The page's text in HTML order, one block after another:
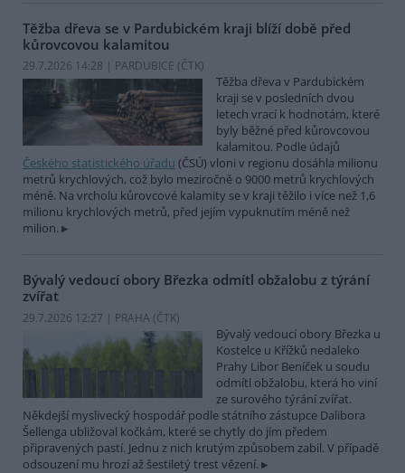
Těžba dřeva se v Pardubickém kraji blíží době před
kůrovcovou kalamitou
29.7.2026 14:28 | PARDUBICE (ČTK)
Těžba dřeva v Pardubickém
kraji se v posledních dvou
letech vrací k hodnotám, které
byly běžné před kůrovcovou
kalamitou. Podle údajů
Českého statistického úřadu (ČSÚ) vloni v regionu dosáhla milionu
metrů krychlových, což bylo meziročně o 9000 metrů krychlových
méně. Na vrcholu kůrovcové kalamity se v kraji těžilo i více než 1,6
milionu krychlových metrů, před jejím vypuknutím méně než
milion.
Bývalý vedoucí obory Březka odmítl obžalobu z týrání
zvířat
29.7.2026 12:27 | PRAHA (ČTK)
Bývalý vedoucí obory Březka u
Kostelce u Křížků nedaleko
Prahy Libor Beníček u soudu
odmítl obžalobu, která ho viní
ze surového týrání zvířat.
Někdejší myslivecký hospodář podle státního zástupce Dalibora
Šellenga ubližoval kočkám, které se chytly do jím předem
připravených pastí. Jednu z nich krutým způsobem zabil. V případě
odsouzení mu hrozí až šestiletý trest vězení.